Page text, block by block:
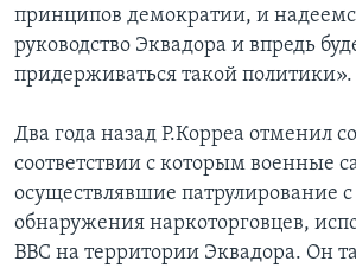
принципов демократии, и
руководство Эквадора и впредь
придерживаться такой политики».
Два года назад Р.Корреа отменил
соответствии с которым военные
осуществлявшие патрулирование
обнаружения наркоторговцев,
ВВС на территории Эквадора. Он